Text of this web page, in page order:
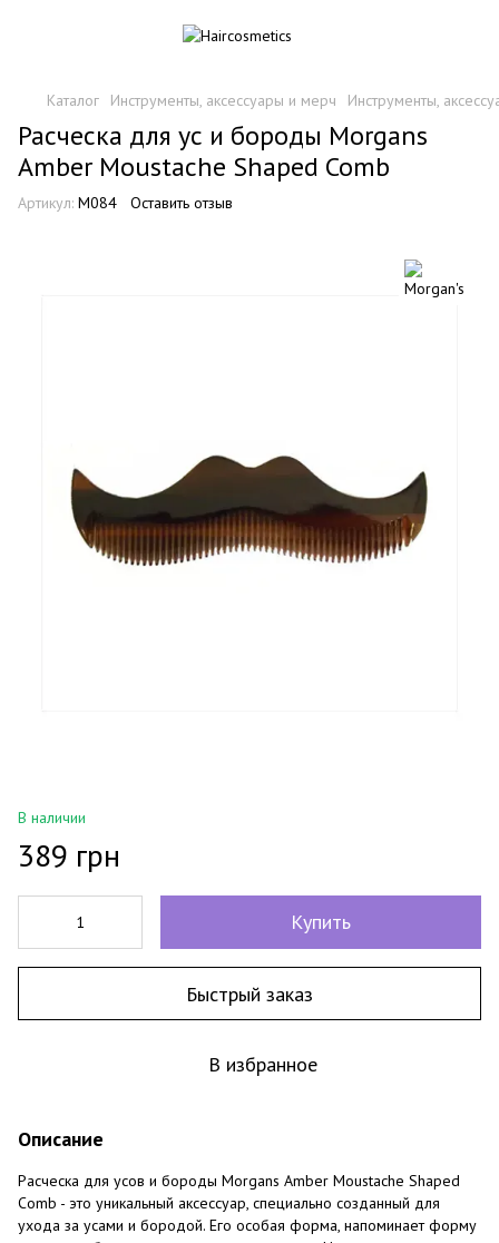
Каталог Инструменты, аксессуары и мерч Инструменты,
Расческа для ус и бороды Morgans
Amber Moustache Shaped Comb
Артикул: M084 Оставить отзыв
В наличии
389 грн
Купить
Быстрый заказ
В избранное
Описание
Расческа для усов и бороды Morgans Amber Moustache Shaped
Comb - это уникальный аксессуар, специально созданный для
ухода за усами и бородой. Его особая форма, напоминает форму